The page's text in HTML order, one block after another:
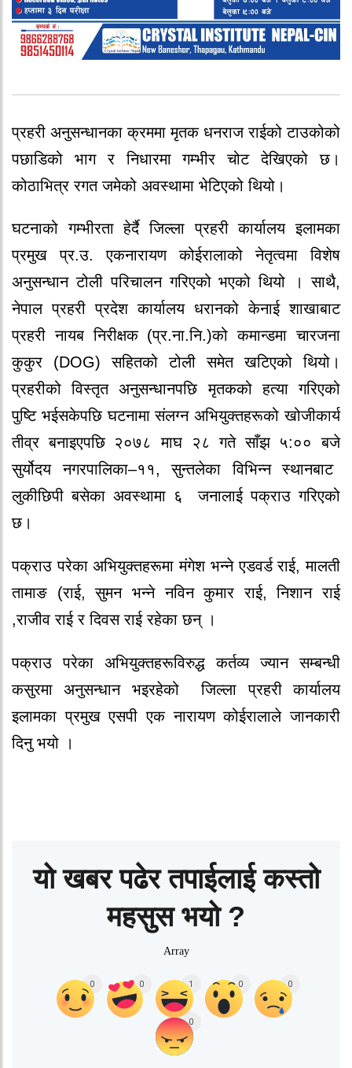
प्रहरी अनुसन्धानका क्रममा मृतक धनराज राईकोटाउकोको
पछाडिको भाग र निधारमा गम्भीर चोटदेखिएको छ।
कोठाभित्ररगत जमेको अवस्थामा भेटिएको थियो।
घटनाको गम्भीरता हेर्दैजिल्ला प्रहरी कार्यालय इलामका
प्रमुखप्र.उ. एकनारायण कोईरालाको नेतृत्वमा विशेष
अनुसन्धान टोली परिचालन गरिएको भएको थियो । साथै,
नेपाल प्रहरी प्रदेश कार्यालय धरानकोकेनाई शाखाबाट
प्रहरी नायब निरीक्षक (प्र.ना.नि.)को कमान्डमाचारजना
कुकुर (DOG) सहितको टोली समेत खटिएको थियो।
प्रहरीको विस्तृत अनुसन्धानपछिमृतकको हत्या गरिएको
पुष्टिभईसकेपछि घटनामा संलग्न अभियुक्तहरूको खोजीकार्य
तीव्र बनाइएपछि २०७८ माघ २८ गते साँझ ५:०० बजे
सुर्योदय नगरपालिका–११, सुन्तलेका विभिन्न स्थानबाट
लुकीछिपी बसेका अवस्थामा६
जनालाई पक्राउ गरिएको
छ।
पक्राउ परेका अभियुक्तहरूमा मंगेश भन्ने एडवर्ड राई,मालती
तामाङ (राई,सुमन भन्ने नविन कुमार राई,निशान राई
,राजीव राईरदिवस राई रहेका छन् ।
पक्राउ परेका अभियुक्तहरूविरुद्धकर्तव्य ज्यान सम्बन्धी
कसुरमा अनुसन्धान भइरहेको
जिल्ला प्रहरी कार्यालय
इलामका प्रमुख एसपी एक नारायण कोईरालाले जानकारी
दिनु भयो ।
यो खबर पढेर तपाईलाई कस्तो
महसुस भयो ?
Array
0 0 1 0 0
0